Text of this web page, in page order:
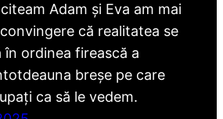
Adam și Eva am mai
că realitatea se
în ordinea firească a
breșe pe care
ca să le vedem.